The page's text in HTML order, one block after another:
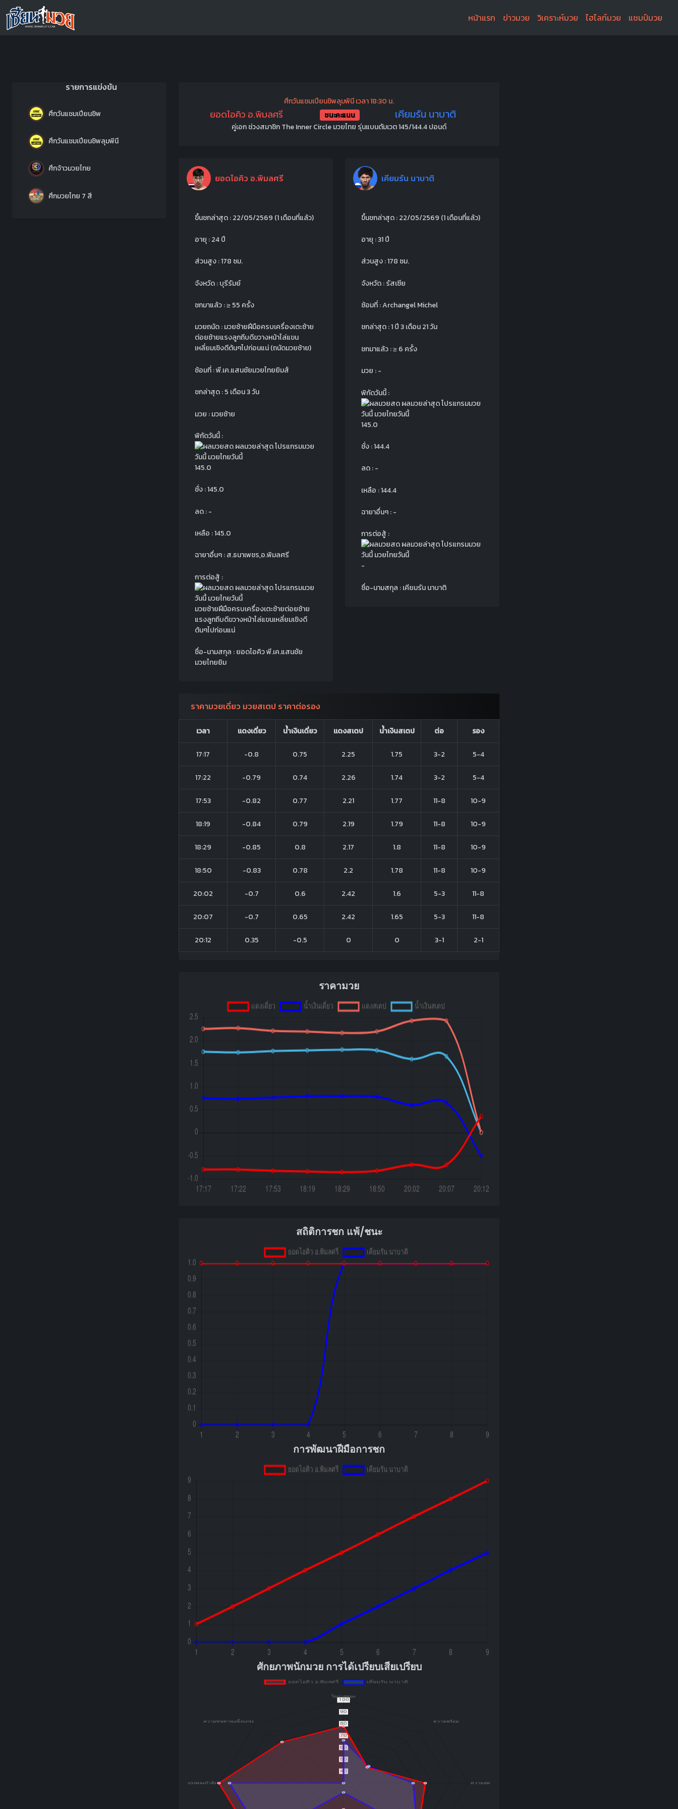
หน้าแรก ข่าวมวย วิเคราะห์มวย ไฮไลท์มวย แชมป์มวย
รายการแข่งขัน
ศึกวันแชมเปียนชิพ
ศึกวันแชมเปียนชิพลุมพินี
ศึกจ้าวมวยไทย
ศึกมวยไทย 7 สี
ศึกวันแชมเปียนชิพลุมพินี เวลา 18:30 น.
ยอดไอคิว อ.พิมลศรี ชนะคะแนน เคียมรัน นาบาติ
คู่เอก ช่วงสมาชิก The Inner Circle มวยไทย รุ่นแบนตัมเวต 145/144.4 ปอนด์
ยอดไอคิว อ.พิมลศรี
ขึ้นชกล่าสุด : 22/05/2569 (1 เดือนที่แล้ว)
อายุ : 24 ปี
ส่วนสูง : 178 ซม.
จังหวัด : บุรีรัมย์
ชกมาแล้ว : ≥ 55 ครั้ง
มวยถนัด : มวยซ้ายฝีมือครบเครื่องเตะซ้าย
ต่อยซ้ายแรงลูกถีบดีขวางหน้าไล่แขน
เหลี่ยมเชิงดีต้นๆไปก่อนแน่ (ถนัดมวยซ้าย)
ซ้อมที่ : พี.เค.แสนชัยมวยไทยยิมส์
ชกล่าสุด : 5 เดือน 3 วัน
มวย : มวยซ้าย
พิกัดวันนี้ :
145.0
ชั่ง : 145.0
ลด : -
เหลือ : 145.0
ฉายาอื่นๆ : ส.ธนาเพชร,อ.พิมลศรี
การต่อสู้ :
มวยซ้ายฝีมือครบเครื่องเตะซ้ายต่อยซ้าย
แรงลูกถีบดีขวางหน้าไล่แขนเหลี่ยมเชิงดี
ต้นๆไปก่อนแน่
ชื่อ-นามสกุล : ยอดไอคิว พี.เค.แสนชัย
มวยไทยยิม
เคียมรัน นาบาติ
ขึ้นชกล่าสุด : 22/05/2569 (1 เดือนที่แล้ว)
อายุ : 31 ปี
ส่วนสูง : 178 ซม.
จังหวัด : รัสเซีย
ซ้อมที่ : Archangel Michel
ชกล่าสุด : 1 ปี 3 เดือน 21 วัน
ชกมาแล้ว : ≥ 6 ครั้ง
มวย : -
พิกัดวันนี้ :
145.0
ชั่ง : 144.4
ลด : -
เหลือ : 144.4
ฉายาอื่นๆ : -
การต่อสู้ :
-
ชื่อ-นามสกุล : เคียมรัน นาบาติ
ราคามวยเดี่ยว มวยสเตป ราคาต่อรอง
เวลา แดงเดี่ยว น้ำเงินเดี่ยว แดงสเตป น้ำเงินสเตป ต่อ รอง
17:17 -0.8 0.75 2.25 1.75 3-2 5-4
17:22 -0.79 0.74 2.26 1.74 3-2 5-4
17:53 -0.82 0.77 2.21 1.77 11-8 10-9
18:19 -0.84 0.79 2.19 1.79 11-8 10-9
18:29 -0.85 0.8 2.17 1.8 11-8 10-9
18:50 -0.83 0.78 2.2 1.78 11-8 10-9
20:02 -0.7 0.6 2.42 1.6 5-3 11-8
20:07 -0.7 0.65 2.42 1.65 5-3 11-8
20:12 0.35 -0.5 0 0 3-1 2-1
ราคามวย
สถิติการชก แพ้/ชนะ
การพัฒนาฝีมือการชก
ศักยภาพนักมวย การได้เปรียบเสียเปรียบ